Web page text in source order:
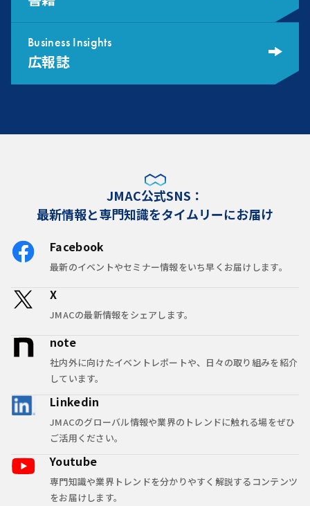
Business Insights
広報誌
JMAC公式SNS：
最新情報と専門知識をタイムリーにお届け
Facebook
最新のイベントやセミナー情報をいち早くお届けします。
X
JMACの最新情報をシェアします。
note
社内外に向けたイベントレポートや、日々の取り組みを紹介
しています。
Linkedin
JMACのグローバル情報や業界のトレンドに触れる場をぜひ
ご活用ください。
Youtube
専門知識や業界トレンドを分かりやすく解説するコンテンツ
をお届けします。